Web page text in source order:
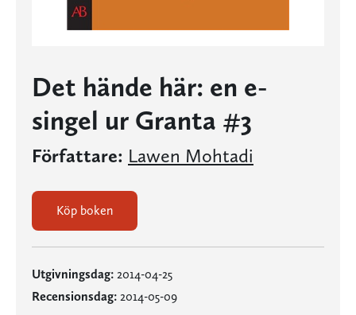
Det hände här: en e-
singel ur Granta #3
Författare: Lawen Mohtadi
Köp boken
Utgivningsdag: 2014-04-25
Recensionsdag: 2014-05-09